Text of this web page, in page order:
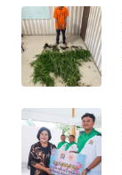
MASYARAKAT
KELISTRIKAN
WALINKI
MAWAKA
ID